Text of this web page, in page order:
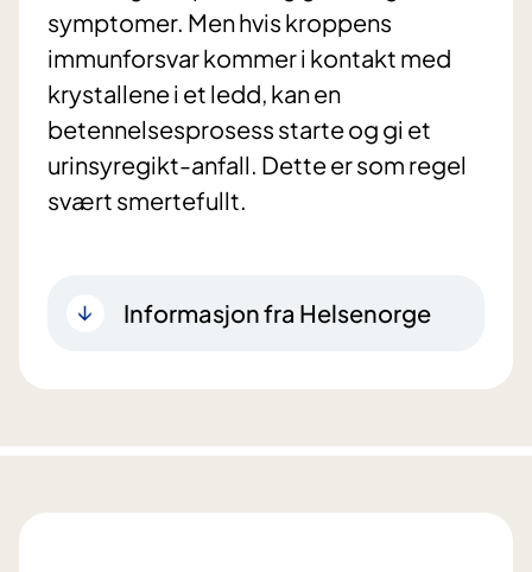
symptomer. Men hvis kroppens
immunforsvar kommer i kontakt med
krystallene i et ledd, kan en
betennelsesprosess starte og gi et
urinsyregikt-anfall. Dette er som regel
svært smertefullt.
Informasjon fra Helsenorge